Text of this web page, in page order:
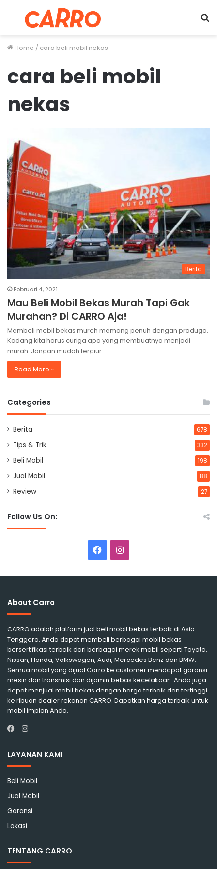
Menu
Home / cara beli mobil nekas
cara beli mobil
nekas
Berita
Februari 4, 2021
Mau Beli Mobil Bekas Murah Tapi Gak
Murahan? Di CARRO Aja!
Membeli mobil bekas murah memang penuh dengan praduga.
Kadang kita harus curiga apa yang membuatnya menjadi
murah. Jangan mudah tergiur…
Read More »
Categories
Berita 678
Tips & Trik 332
Beli Mobil 198
Jual Mobil 88
Review 27
Follow Us On:
FacebookInstagram
About Carro
CARRO adalah platform jual beli mobil bekas terbaik di Asia
Tenggara. Anda dapat membeli berbagai mobil bekas
bersertifikasi terbaik dari berbagai merek mobil seperti Toyota,
Nissan, Honda, Volkswagen, Audi, Mercedes Benz dan BMW.
Semua mobil yang dijual Carro ke customer mendapat garansi
mesin dan transmisi dan dijamin bebas kecelakaan. Anda juga
dapat menjual mobil bekas dengan harga terbaik dan tertinggi
ke ribuan dealer rekanan CARRO. Dapatkan harga terbaik untuk
mobil impian Anda.
Instagram
LAYANAN KAMI
Beli Mobil
Jual Mobil
Garansi
Lokasi
TENTANG CARRO